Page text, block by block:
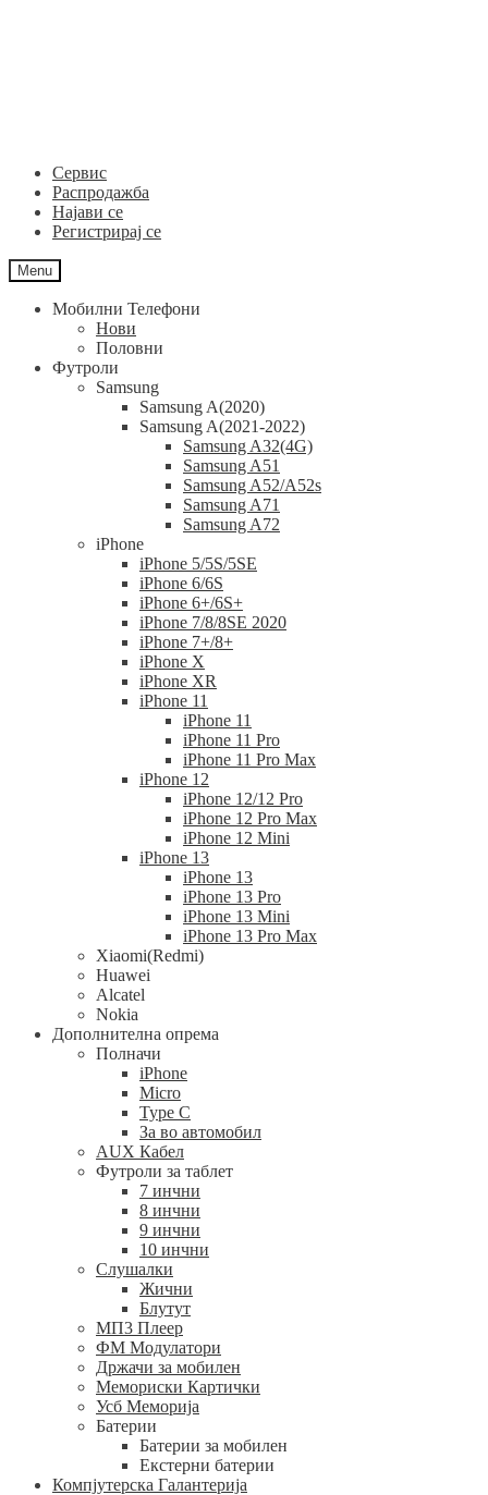
Сервис
Распродажба
Најави се
Регистрирај се
Menu
Мобилни Телефони
Нови
Половни
Футроли
Samsung
Samsung A(2020)
Samsung A(2021-2022)
Samsung A32(4G)
Samsung A51
Samsung A52/A52s
Samsung A71
Samsung A72
iPhone
iPhone 5/5S/5SE
iPhone 6/6S
iPhone 6+/6S+
iPhone 7/8/8SE 2020
iPhone 7+/8+
iPhone X
iPhone XR
iPhone 11
iPhone 11
iPhone 11 Pro
iPhone 11 Pro Max
iPhone 12
iPhone 12/12 Pro
iPhone 12 Pro Max
iPhone 12 Mini
iPhone 13
iPhone 13
iPhone 13 Pro
iPhone 13 Mini
iPhone 13 Pro Max
Xiaomi(Redmi)
Huawei
Alcatel
Nokia
Дополнителна опрема
Полначи
iPhone
Micro
Type C
За во автомобил
AUX Кабел
Футроли за таблет
7 инчни
8 инчни
9 инчни
10 инчни
Слушалки
Жични
Блутут
МП3 Плеер
ФМ Модулатори
Држачи за мобилен
Мемориски Картички
Усб Меморија
Батерии
Батерии за мобилен
Екстерни батерии
Компјутерска Галантерија